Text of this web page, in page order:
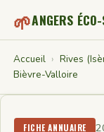
🌱ANGERS
Accueil › Rives
Bièvre-Valloire
FICHE ANNUAIRE